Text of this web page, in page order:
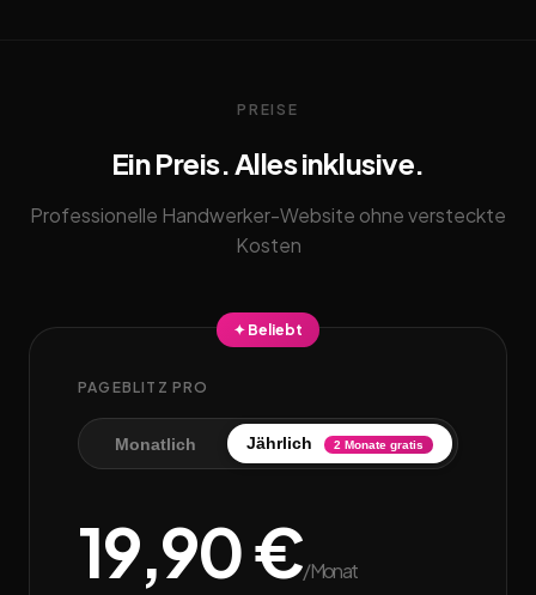
PREISE
Ein Preis. Alles inklusive.
Professionelle Handwerker-Website ohne versteckte
Kosten
✦ Beliebt
PAGEBLITZ PRO
Monatlich Jährlich 2 Monate gratis
19,90 €/Monat